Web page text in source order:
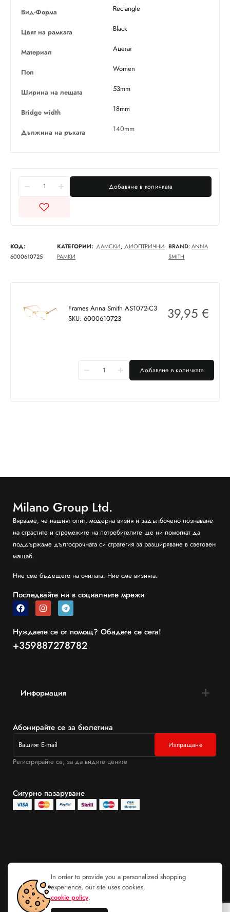
Вид-Форма
Rectangle
Цвят на рамката Black
Материал Ацетат
Пол Women
Ширина на лещата 53mm
Bridge width 18mm
Дължина на ръката 140mm
Добавяне в количката
КОД:
6000610725
КАТЕГОРИИ: ДАМСКИ,ДИОПТРИЧНИ
РАМКИ
BRAND:ANNA
SMITH
Frames Anna Smith AS1072-C3
SKU: 6000610723
39,95 €
Добавяне в количката
Milano Group Ltd.
Вярваме, че нашият опит, модерна визия и задълбочено познаване
на страстите и стремежите на потребителите ще ни помогнат да
поддържаме дългосрочната си стратегия за разширяване в световен
мащаб.
Ние сме бъдещето на очилата. Ние сме визията.
Последвайте ни в социалните мрежи
Нуждаете се от помощ? Обадете се сега!
+359887278782
Информация
Абонирайте се за бюлетина
Регистрирайте се, за да видите цените
Сигурно пазаруване
In order to provide you a personalized shopping
experience, our site uses cookies.
cookie policy.